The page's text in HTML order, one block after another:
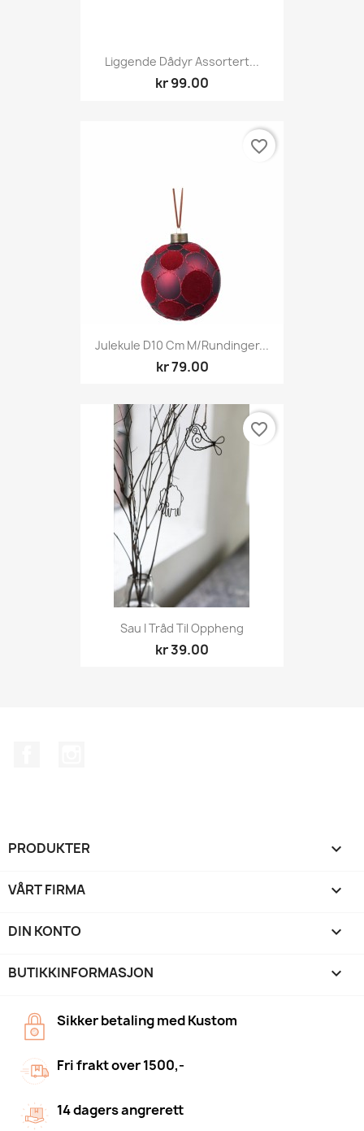
Liggende Dådyr Assortert...
kr 99.00
Julekule D10 Cm M/rundinger...
kr 79.00
favorite_border
Sau I Tråd Til Oppheng
kr 39.00
favorite_border
PRODUKTER 
VÅRT FIRMA 
DIN KONTO 
BUTIKKINFORMASJON keyboard_arrow_down
Sikker betaling med Kustom
Fri frakt over 1500,-
14 dagers angrerett